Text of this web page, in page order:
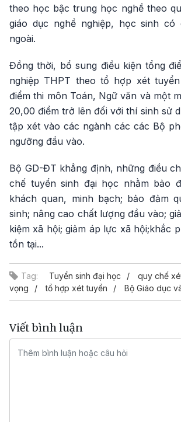
theo học bậc trung học nghề theo
giáo dục nghề nghiệp, học sinh có
ngoài.
Đồng thời, bổ sung điều kiện tổng
nghiệp THPT theo tổ hợp xét
điểm thi môn Toán, Ngữ văn và một
20,00 điểm trở lên đối với thí sinh sử
tập xét vào các ngành các các Bộ
ngưỡng đầu vào.
Bộ GD-ĐT khẳng định, những điều
chế tuyển sinh đại học nhằm bảo
khách quan, minh bạch; bảo đảm
sinh; nâng cao chất lượng đầu vào;
kiệm xã hội; giảm áp lực xã hội;khắc
tồn tại...
Tag: Tuyển sinh đại học quy chế
vọng
tổ hợp xét tuyển Bộ Giáo dục
Viết bình luận